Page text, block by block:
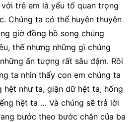
trẻ em là yếu tố quan trọng
Chúng ta có thể huyên thuyên
giờ đồng hồ song chúng
thế nhưng những gì chúng
ấn tượng rất sâu đậm. Rồi
ta nhìn thấy con em chúng ta
hệt như ta, giận dữ hệt ta, hống
hệt ta … Và chúng sẽ trả lời
bước theo bước chân của ba